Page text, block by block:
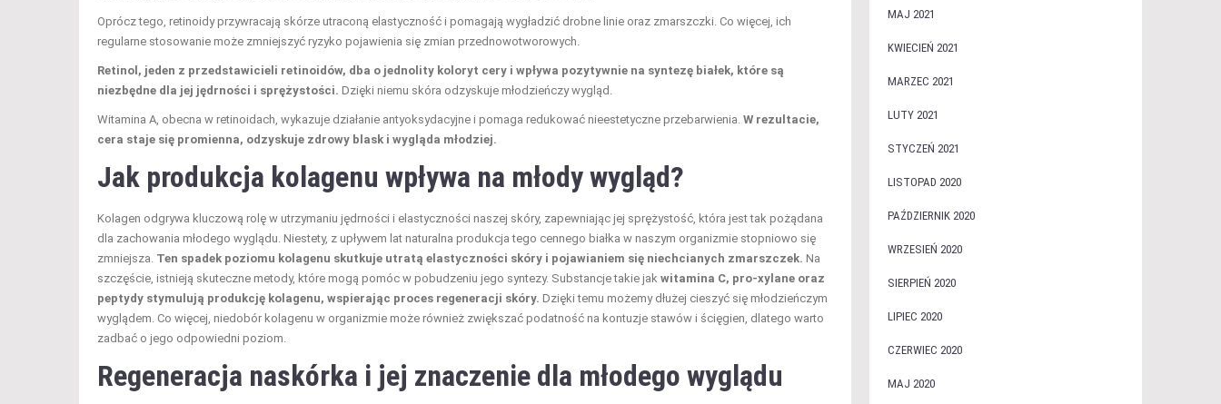
Oprócz tego, retinoidy przywracają skórze utraconą elastyczność i pomagają wygładzić drobne linie oraz zmarszczki. Co więcej, ich
regularne stosowanie może zmniejszyć ryzyko pojawienia się zmian przednowotworowych.
Retinol, jeden z przedstawicieli retinoidów, dba o jednolity koloryt cery i wpływa pozytywnie na syntezę białek, które są
niezbędne dla jej jędrności i sprężystości. Dzięki niemu skóra odzyskuje młodzieńczy wygląd.
Witamina A, obecna w retinoidach, wykazuje działanie antyoksydacyjne i pomaga redukować nieestetyczne przebarwienia. W rezultacie,
cera staje się promienna, odzyskuje zdrowy blask i wygląda młodziej.
Jak produkcja kolagenu wpływa na młody wygląd?
Kolagen odgrywa kluczową rolę w utrzymaniu jędrności i elastyczności naszej skóry, zapewniając jej sprężystość, która jest tak pożądana
dla zachowania młodego wyglądu. Niestety, z upływem lat naturalna produkcja tego cennego białka w naszym organizmie stopniowo się
zmniejsza. Ten spadek poziomu kolagenu skutkuje utratą elastyczności skóry i pojawianiem się niechcianych zmarszczek. Na
szczęście, istnieją skuteczne metody, które mogą pomóc w pobudzeniu jego syntezy. Substancje takie jak witamina C, pro-xylane oraz
peptydy stymulują produkcję kolagenu, wspierając proces regeneracji skóry. Dzięki temu możemy dłużej cieszyć się młodzieńczym
wyglądem. Co więcej, niedobór kolagenu w organizmie może również zwiększać podatność na kontuzje stawów i ścięgien, dlatego warto
zadbać o jego odpowiedni poziom.
Regeneracja naskórka i jej znaczenie dla młodego wyglądu
MAJ 2021
KWIECIEŃ 2021
MARZEC 2021
LUTY 2021
STYCZEŃ 2021
LISTOPAD 2020
PAŹDZIERNIK 2020
WRZESIEŃ 2020
SIERPIEŃ 2020
LIPIEC 2020
CZERWIEC 2020
MAJ 2020